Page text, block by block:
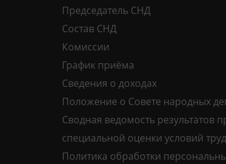
Председатель СНД
Состав СНД
Комиссии
График приёма
Сведения о доходах
Положение о Совете народных
Сводная ведомость результатов
специальной оценки условий
Политика обработки